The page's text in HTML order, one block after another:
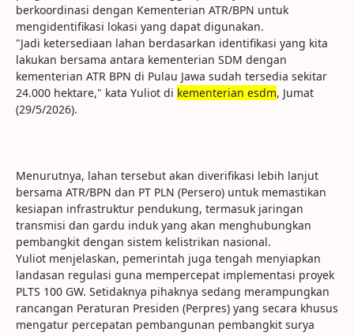
berkoordinasi dengan Kementerian ATR/BPN untuk
mengidentifikasi lokasi yang dapat digunakan.
"Jadi ketersediaan lahan berdasarkan identifikasi yang kita
lakukan bersama antara kementerian SDM dengan
kementerian ATR BPN di Pulau Jawa sudah tersedia sekitar
24.000 hektare," kata Yuliot di kementerian esdm, Jumat
(29/5/2026).
Menurutnya, lahan tersebut akan diverifikasi lebih lanjut
bersama ATR/BPN dan PT PLN (Persero) untuk memastikan
kesiapan infrastruktur pendukung, termasuk jaringan
transmisi dan gardu induk yang akan menghubungkan
pembangkit dengan sistem kelistrikan nasional.
Yuliot menjelaskan, pemerintah juga tengah menyiapkan
landasan regulasi guna mempercepat implementasi proyek
PLTS 100 GW. Setidaknya pihaknya sedang merampungkan
rancangan Peraturan Presiden (Perpres) yang secara khusus
mengatur percepatan pembangunan pembangkit surya